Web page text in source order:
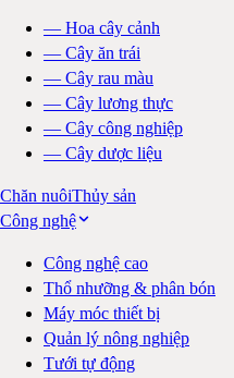
— Hoa cây cảnh
— Cây ăn trái
— Cây rau màu
— Cây lương thực
— Cây công nghiệp
— Cây dược liệu
Chăn nuôiThủy sản
Công nghệ
Công nghệ cao
Thổ nhưỡng & phân bón
Máy móc thiết bị
Quản lý nông nghiệp
Tưới tự động